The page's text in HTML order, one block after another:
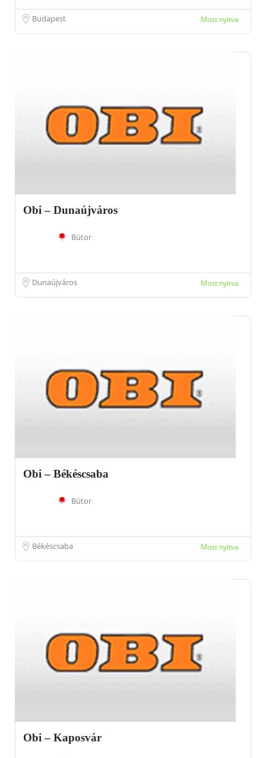
Budapest Most nyitva
Obi – Dunaújváros
Bútor
Dunaújváros Most nyitva
Obi – Békéscsaba
Bútor
Békéscsaba Most nyitva
Obi – Kaposvár